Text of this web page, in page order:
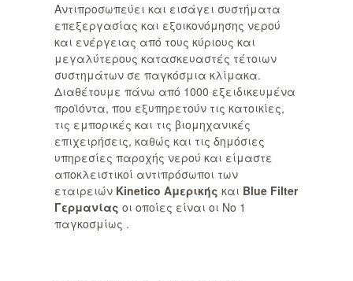
Aντιπροσωπεύει και εισάγει συστήματα
επεξεργασίας και εξοικονόμησης νερού
και ενέργειας από τους κύριους και
μεγαλύτερους κατασκευαστές τέτοιων
συστημάτων σε παγκόσμια κλίμακα.
Διαθέτουμε πάνω από 1000 εξειδικευμένα
προϊόντα, που εξυπηρετούν τις κατοικίες,
τις εμπορικές και τις βιομηχανικές
επιχειρήσεις, καθώς και τις δημόσιες
υπηρεσίες παροχής νερού και είμαστε
αποκλειστικοί αντιπρόσωποι των
εταιρειών Kinetico Αμερικής και Blue Filter
Γερμανίας οι οποίες είναι οι Νo 1
παγκοσμίως .